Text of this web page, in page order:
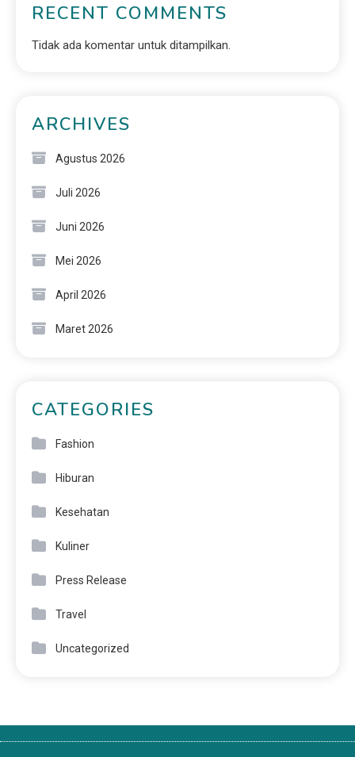
RECENT COMMENTS
Tidak ada komentar untuk ditampilkan.
ARCHIVES
Agustus 2026
Juli 2026
Juni 2026
Mei 2026
April 2026
Maret 2026
CATEGORIES
Fashion
Hiburan
Kesehatan
Kuliner
Press Release
Travel
Uncategorized